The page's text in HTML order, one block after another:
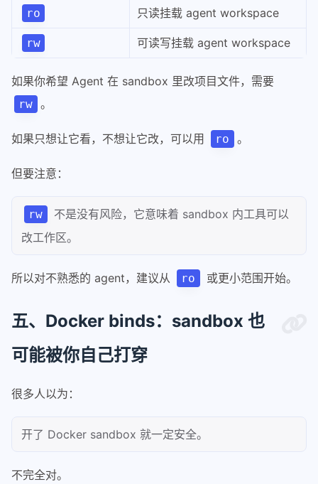
ro 只读挂载 agent workspace
rw 可读写挂载 agent workspace
如果你希望 Agent 在 sandbox 里改项目文件，需要
rw 。
如果只想让它看，不想让它改，可以用 ro 。
但要注意：
rw
不是没有风险，它意味着 sandbox 内工具可以
改工作区。
所以对不熟悉的 agent，建议从 ro 或更小范围开始。
五、Docker binds：sandbox 也
可能被你自己打穿
很多人以为：
开了 Docker sandbox 就一定安全。
不完全对。